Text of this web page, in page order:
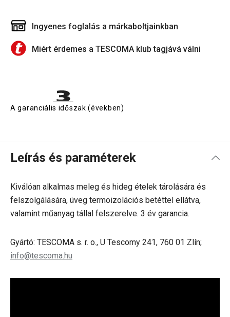
Ingyenes foglalás a márkaboltjainkban
Miért érdemes a TESCOMA klub tagjává válni
A garanciális időszak (években)
Leírás és paraméterek
Kiválóan alkalmas meleg és hideg ételek tárolására és
felszolgálására, üveg termoizolációs betéttel ellátva,
valamint műanyag tállal felszerelve. 3 év garancia.
Gyártó: TESCOMA s. r. o., U Tescomy 241, 760 01 Zlín;
info@tescoma.hu